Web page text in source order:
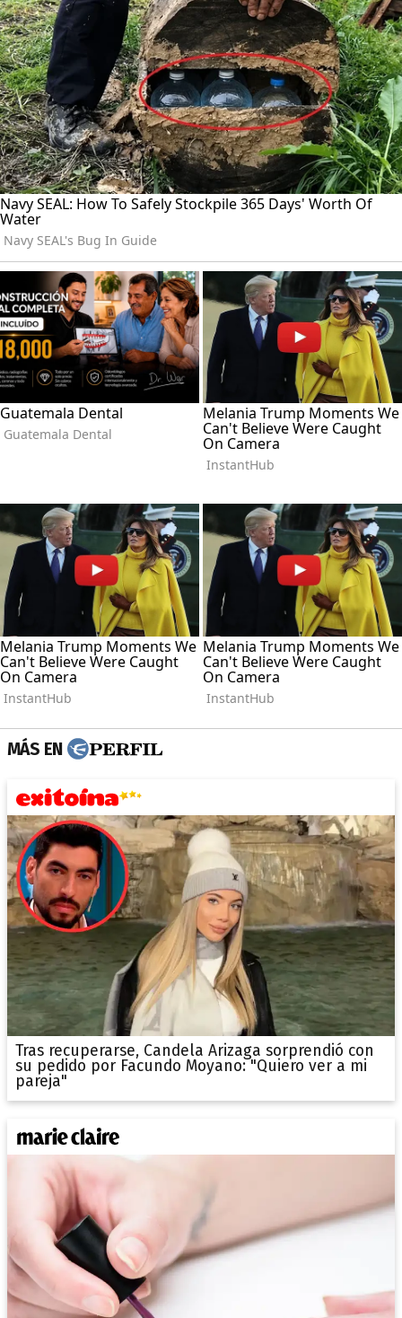
MÁS EN
Tras recuperarse, Candela Arizaga sorprendió con
su pedido por Facundo Moyano: "Quiero ver a mi
pareja"